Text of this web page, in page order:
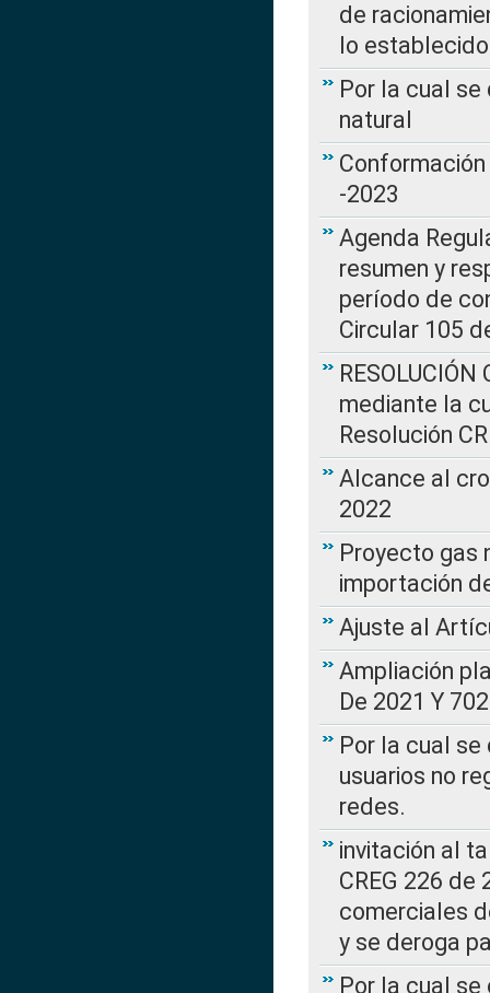
de
lo
Por la cual
natural
-2023
Agenda
resumen y
período de
Circular 105
mediante la
Resolución
Alcance al
2022
Proyecto gas
importación
Ajuste al
Ampliación
De 2021 Y
Por la cual
usuarios no
redes.
invitación al
CREG 226
comerciales
y se deroga
Por la cual